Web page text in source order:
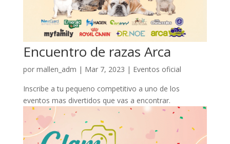
Encuentro de razas Arca
por mallen_adm | Mar 7, 2023 | Eventos oficial
Inscribe a tu pequeno competitivo a uno de los
eventos mas divertidos que vas a encontrar.